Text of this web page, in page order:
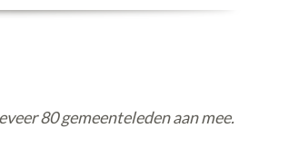
80 gemeenteleden aan mee.